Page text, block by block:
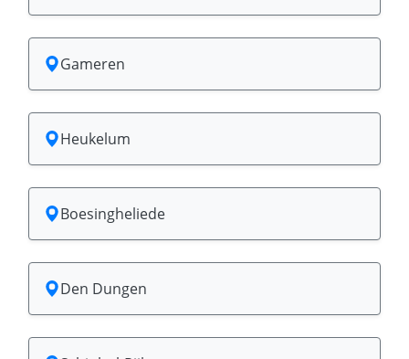
Gameren
Heukelum
Boesingheliede
Den Dungen